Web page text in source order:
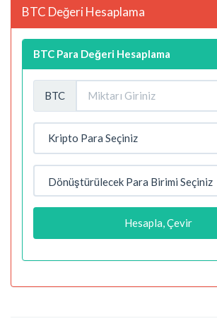
BTC Değeri Hesaplama
BTC Para Değeri Hesaplama
BTC
Hesapla, Çevir